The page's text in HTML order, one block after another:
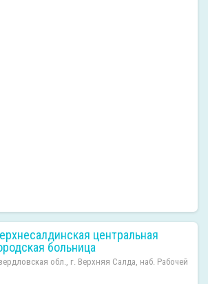
центральная
больница
обл., г. Верхняя Салда, наб. Рабочей